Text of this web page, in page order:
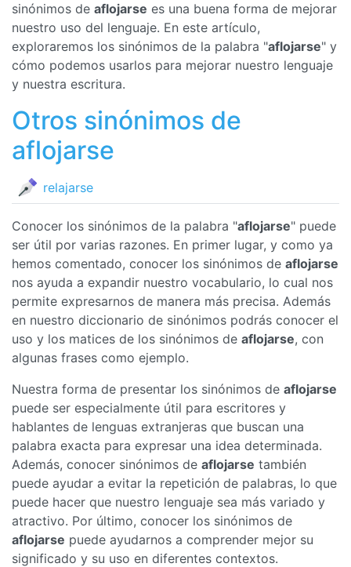
sinónimos de aflojarse es una buena forma de mejorar
nuestro uso del lenguaje. En este artículo,
exploraremos los sinónimos de la palabra "aflojarse" y
cómo podemos usarlos para mejorar nuestro lenguaje
y nuestra escritura.
Otros sinónimos de
aflojarse
relajarse
Conocer los sinónimos de la palabra "aflojarse" puede
ser útil por varias razones. En primer lugar, y como ya
hemos comentado, conocer los sinónimos de aflojarse
nos ayuda a expandir nuestro vocabulario, lo cual nos
permite expresarnos de manera más precisa. Además
en nuestro diccionario de sinónimos podrás conocer el
uso y los matices de los sinónimos de aflojarse, con
algunas frases como ejemplo.
Nuestra forma de presentar los sinónimos de aflojarse
puede ser especialmente útil para escritores y
hablantes de lenguas extranjeras que buscan una
palabra exacta para expresar una idea determinada.
Además, conocer sinónimos de aflojarse también
puede ayudar a evitar la repetición de palabras, lo que
puede hacer que nuestro lenguaje sea más variado y
atractivo. Por último, conocer los sinónimos de
aflojarse puede ayudarnos a comprender mejor su
significado y su uso en diferentes contextos.